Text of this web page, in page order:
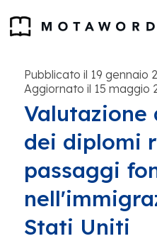
Pubblicato il 19 gennaio
Aggiornato il 15 maggio
Valutazione
dei diplomi
passaggi
Stati Uniti